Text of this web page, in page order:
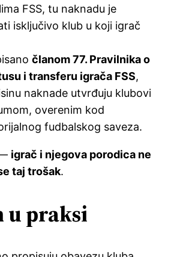
FSS, tu naknadu je
isključivo klub u koji igrač
članom 77. Pravilnika o
i transferu igrača FSS,
naknade utvrđuju klubovi
overenim kod
fudbalskog saveza.
igrač i njegova porodica ne
taj trošak.
u praksi